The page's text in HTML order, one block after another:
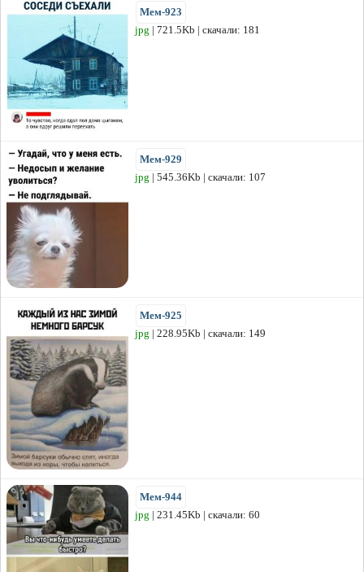
Мем-923
jpg | 721.5Kb | скачали: 181
Мем-929
jpg | 545.36Kb | скачали: 107
Мем-925
jpg | 228.95Kb | скачали: 149
Мем-944
jpg | 231.45Kb | скачали: 60